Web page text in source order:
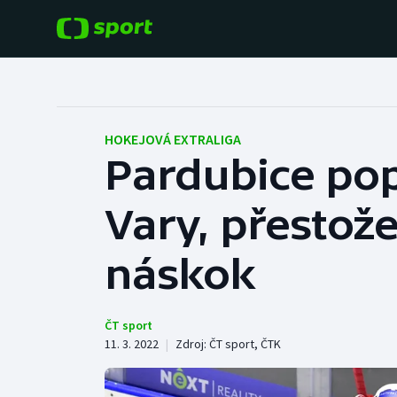
Hokej
Tenis
Atletika
Baseball a softbal
Basketbal
HOKEJOVÁ EXTRALIGA
Pardubice
Vary,
náskok
ČT sport
11. 3. 2022 | Zdroj: ČT sport, ČTK